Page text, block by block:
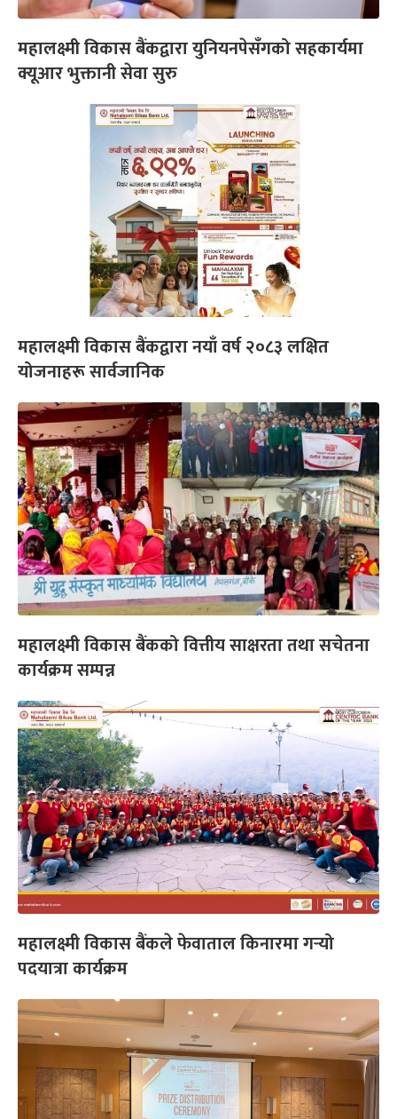
महालक्ष्मी विकास बैंकद्वारा युनियनपेसँगको सहकार्यमा
क्यूआर भुक्तानी सेवा सुरु
महालक्ष्मी विकास बैंकद्वारा नयाँ वर्ष २०८३ लक्षित
योजनाहरू सार्वजानिक
महालक्ष्मी विकास बैंकको वित्तीय साक्षरता तथा सचेतना
कार्यक्रम सम्पन्न
महालक्ष्मी विकास बैंकले फेवाताल किनारमा गर्‍यो
पदयात्रा कार्यक्रम